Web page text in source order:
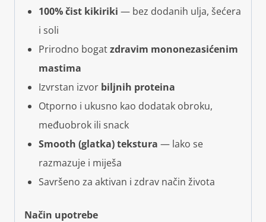
100% čist kikiriki — bez dodanih ulja, šećera
i soli
Prirodno bogatzdravim mononezasićenim
mastima
Izvrstan izvor biljnih proteina
Otporno i ukusno kao dodatak obroku,
međuobrok ili snack
Smooth (glatka) tekstura — lako se
razmazuje i miješa
Savršeno za aktivan i zdrav način života
Način upotrebe